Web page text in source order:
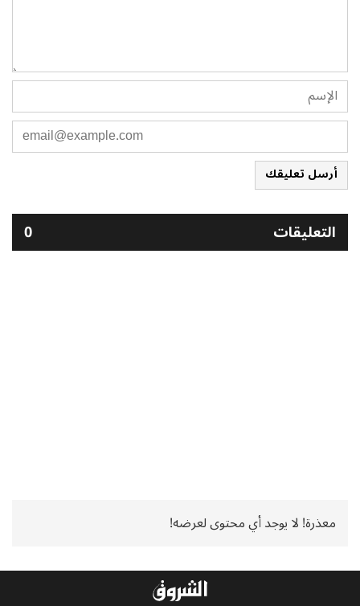
أرسل تعليقك
التعليقات 0
معذرة! لا يوجد أي محتوى لعرضه!